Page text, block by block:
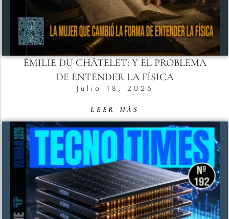
ÉMILIE DU CHÂTELET: Y EL PROBLEMA
DE ENTENDER LA FÍSICA
Julio 18, 2026
LEER MÁS